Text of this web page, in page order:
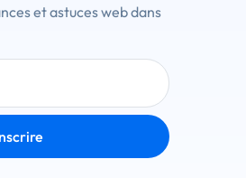
et astuces web dans